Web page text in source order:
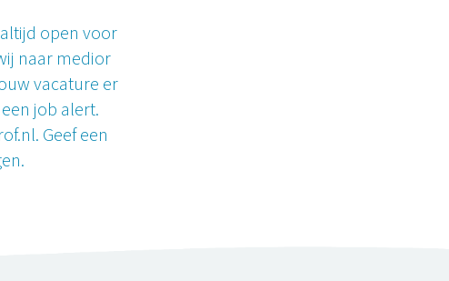
open voor
naar medior
vacature er
job alert.
. Geef een